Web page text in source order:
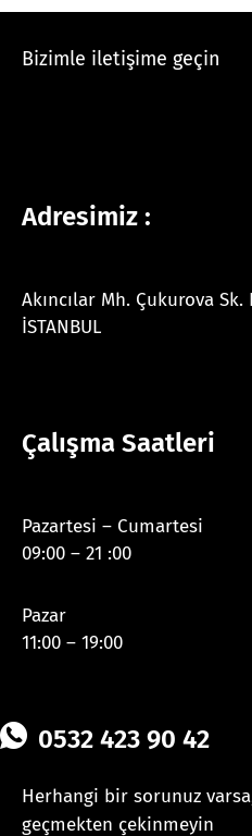
Bizimle iletişime geçin
Adresimiz :
Akıncılar Mh. Çukurova
İSTANBUL
Çalışma Saatleri
Pazartesi – Cumartesi
09:00 – 21 :00
Pazar
11:00 – 19:00
0532 423 90 42
Herhangi bir sorunuz
geçmekten çekinmeyin